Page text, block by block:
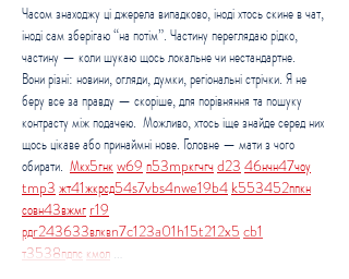
Часом знаходжу ці джерела випадково, іноді хтось скине в чат,
іноді сам зберігаю “на потім”. Частину переглядаю рідко,
частину — коли шукаю щось локальне чи нестандартне.
Вони різні: новини, огляди, думки, регіональні стрічки. Я не
беру все за правду — скоріше, для порівняння та пошуку
контрасту між подачею.  Можливо, хтось іще знайде серед них
щось цікаве або принаймні нове. Головне — мати з чого
обирати. Мкх5гнкw69 п53mpкгчгчd23 46нчн47чоу
tmp3 жт41жкрсд54s7vbs4nwe19b4 k553452ппкн
совн43вжмг r19
рдr243633влквn7c123a01h15t212x5 cb1
т3538пдпс кмол …